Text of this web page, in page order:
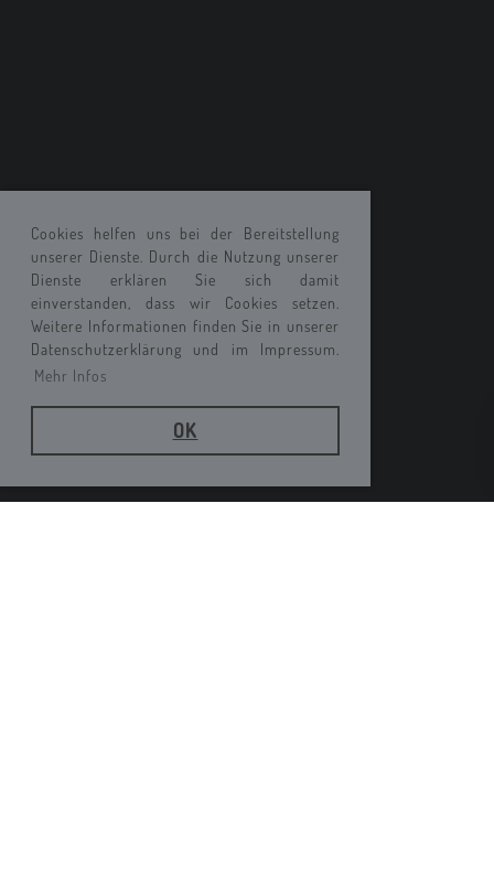
Cookies helfen uns bei der Bereitstellung
unserer Dienste. Durch die Nutzung unserer
Dienste erklären Sie sich damit
einverstanden, dass wir Cookies setzen.
Weitere Informationen finden Sie in unserer
Datenschutzerklärung und im Impressum.
Mehr Infos
OK